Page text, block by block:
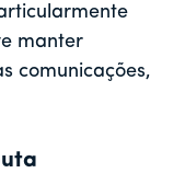
manter
comunicações,